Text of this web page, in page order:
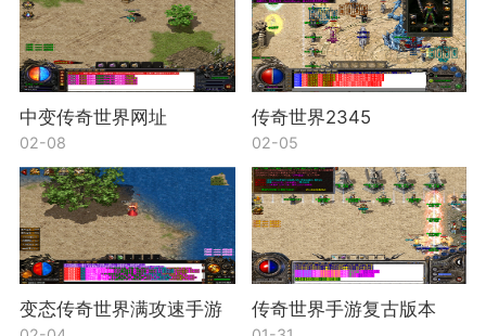
中变传奇世界网址
02-08
传奇世界2345
02-05
变态传奇世界满攻速手游 传奇世界手游复古版本